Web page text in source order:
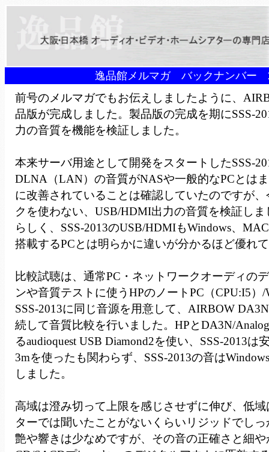
逸品館メルマガ バックナンバー
前号のメルマガでもお伝えしましたように、
品版が完成しました。製品版の完成を期にSSS-
力の音質を機能を検証しました。
本来サーバ用途として開発をスタートしたSSS-
DLNA（LAN）の音質がNASや一般的なPCとは
に改善されていることは確認していたのですが
クを使わない、USB/HDMI出力の音質を検証し
らしく、SSS-2013のUSB/HDMIもWindows、
搭載するPCとは明らかに違いが分かるほど優れ
比較試聴は、通常PC・ネットワークオーディの
ンや音質テストに使うHPのノートPC（CPU:I5）/
SSS-2013に同じ音源を用意して、AIRBOW
続して音質比較を行いました。HPとDA3N/
るaudioquest USB Diamond2を使い、SSS-2013は
3mを使ったも関わらず、SSS-2013の音は
しました。
高域は澄み切って上限を感じさせずに伸び、低
ターでは聞いたことがないくらいリジッドでし
艶や響きは少なめですが、その音の正確さと細